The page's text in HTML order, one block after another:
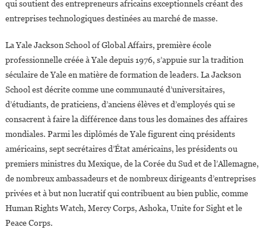
qui soutient des entrepreneurs africains exceptionnels créant des
entreprises technologiques destinées au marché de masse.
La Yale Jackson School of Global Affairs, première école
professionnelle créée à Yale depuis 1976, s’appuie sur la tradition
séculaire de Yale en matière de formation de leaders. La Jackson
School est décrite comme une communauté d’universitaires,
d’étudiants, de praticiens, d’anciens élèves et d’employés qui se
consacrent à faire la différence dans tous les domaines des affaires
mondiales. Parmi les diplômés de Yale figurent cinq présidents
américains, sept secrétaires d’État américains, les présidents ou
premiers ministres du Mexique, de la Corée du Sud et de l’Allemagne,
de nombreux ambassadeurs et de nombreux dirigeants d’entreprises
privées et à but non lucratif qui contribuent au bien public, comme
Human Rights Watch, Mercy Corps, Ashoka, Unite for Sight et le
Peace Corps.